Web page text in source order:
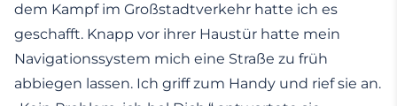
dem Kampf im Großstadtverkehr hatte ich es
geschafft. Knapp vor ihrer Haustür hatte mein
Navigationssystem mich eine Straße zu früh
abbiegen lassen. Ich griff zum Handy und rief sie an.